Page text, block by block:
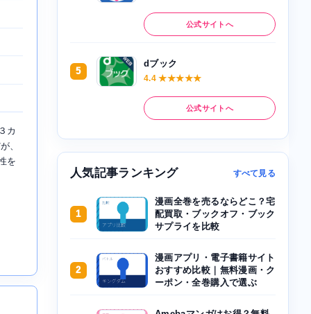
カ
、
を
公式サイトへ
5
dブック
4.4 ★★★★★
公式サイトへ
人気記事ランキング すべて見る
1
漫画全巻を売るならどこ？宅
配買取・ブックオフ・ブック
サプライを比較
2
漫画アプリ・電子書籍サイト
おすすめ比較｜無料漫画・ク
ーポン・全巻購入で選ぶ